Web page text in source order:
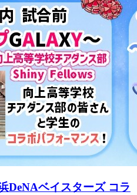
DeNAベイスターズ コラ